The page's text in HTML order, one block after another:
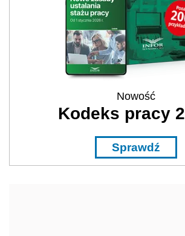
Nowość
Kodeks pracy
Sprawdź